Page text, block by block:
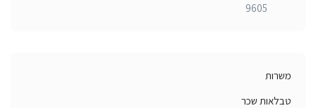
9605
משרות
טבלאות שכר